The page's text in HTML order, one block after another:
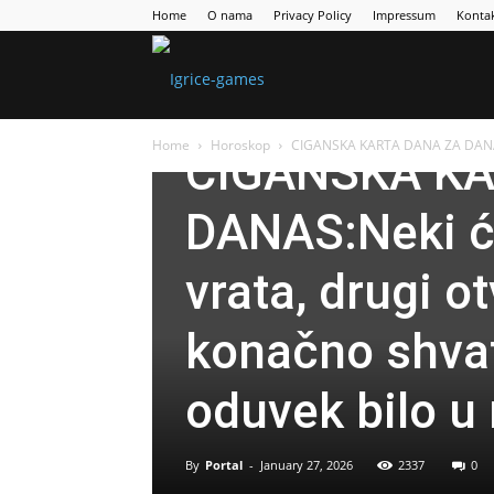
Home O nama Privacy Policy Impressum
Home Horoskop CIGANSKA KARTA DANA ZA
Horoskop
CIGANSKA
DANAS:Neki
vrata, drugi
konačno
oduvek bilo
By Portal - January 27, 2026 2337 0